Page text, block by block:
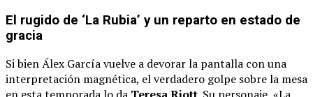
El rugido de ‘La Rubia’ y un reparto en estado de
gracia
Si bien Álex García vuelve a devorar la pantalla con una
interpretación magnética, el verdadero golpe sobre la mesa